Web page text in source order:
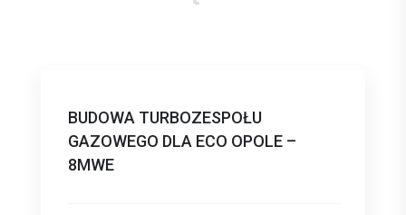
BUDOWA TURBOZESPOŁU
GAZOWEGO DLA ECO OPOLE –
8MWE